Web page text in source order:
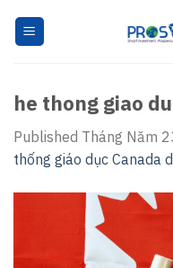
he thong giao
Published Tháng Năm
thống giáo dục Canada